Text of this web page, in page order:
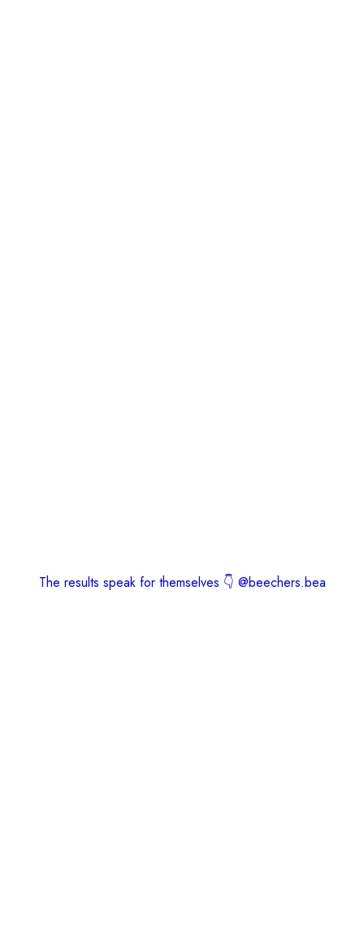
The results speak for themselves 👇 @beechers.bea